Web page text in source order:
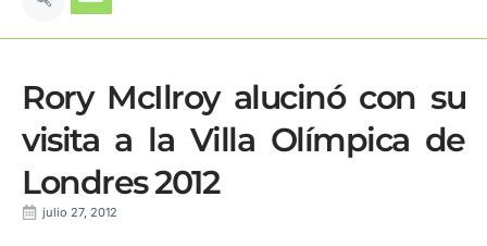
Rory McIlroy alucinó con su
visita a la Villa Olímpica de
Londres 2012
julio 27, 2012